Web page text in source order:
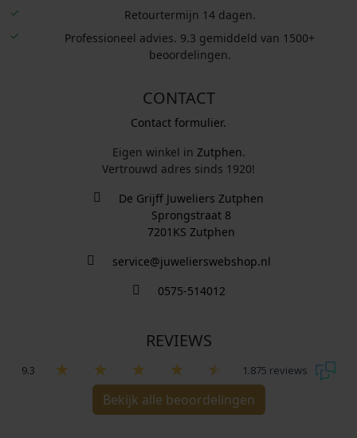
Retourtermijn 14 dagen.
Professioneel advies. 9.3 gemiddeld van 1500+
beoordelingen.
CONTACT
Contact formulier.
Eigen winkel in Zutphen.
Vertrouwd adres sinds 1920!
De Grijff Juweliers Zutphen
Sprongstraat 8
7201KS Zutphen
service@juwelierswebshop.nl
0575-514012
REVIEWS
9.3 1.875 reviews
Bekijk alle beoordelingen